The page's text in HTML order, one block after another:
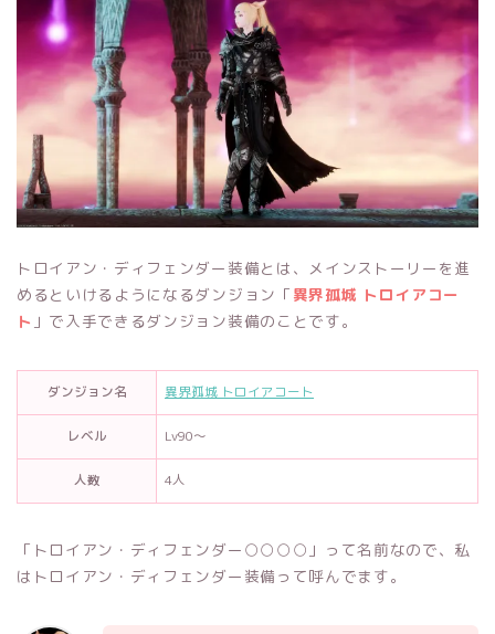
トロイアン・ディフェンダー装備とは、メインストーリーを進
めるといけるようになるダンジョン「 異界孤城 トロイアコー
ト 」で入手できるダンジョン装備のことです。
ダンジョン名 異界孤城 トロイアコート
レベル Lv90～
人数 4人
「トロイアン・ディフェンダー○○○○」って名前なので、私
はトロイアン・ディフェンダー装備って呼んでます。